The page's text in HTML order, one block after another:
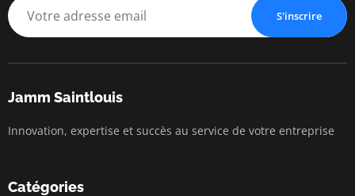
S'inscrire
Jamm Saintlouis
Innovation, expertise et succès au service de votre entreprise
Catégories